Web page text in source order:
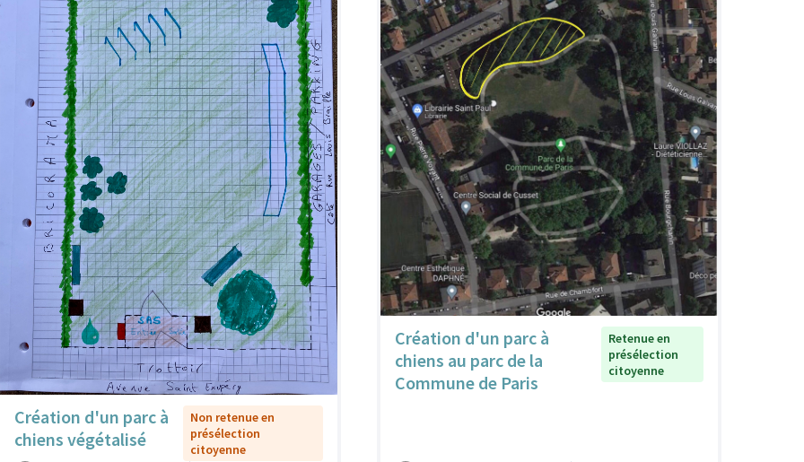
Création d'un parc à
chiens végétalisé
Non retenue en
présélection
citoyenne
Création d'un parc à
chiens au parc de la
Commune de Paris
Retenue en
présélection
citoyenne